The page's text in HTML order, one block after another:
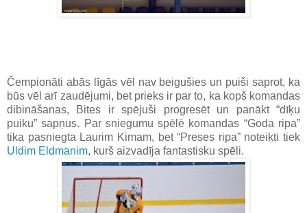
Čempionāti abās līgās vēl nav beigušies un puiši saprot, ka
būs vēl arī zaudējumi, bet prieks ir par to, ka kopš komandas
dibināšanas, Bites ir spējuši progresēt un panākt “dīķu
puiku” sapņus. Par sniegumu spēlē komandas “Goda ripa”
tika pasniegta Laurim Kimam, bet “Preses ripa” noteikti tiek
Uldim Eldmanim, kurš aizvadīja fantastisku spēli.